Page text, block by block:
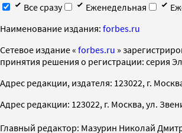
Все сразу
Еженедельная
Наименование издания: forbes.ru
Cетевое издание « forbes.ru »
принятия решения о регистрации: серия
Адрес редакции, издателя: 123022, г.
Адрес редакции: 123022, г. Москва, ул.
Главный редактор: Мазурин Николай